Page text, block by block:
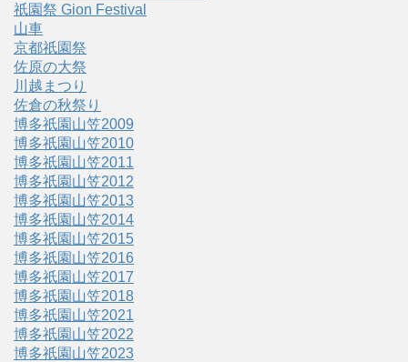
祇園祭 Gion Festival
山車
京都祇園祭
佐原の大祭
川越まつり
佐倉の秋祭り
博多祇園山笠2009
博多祇園山笠2010
博多祇園山笠2011
博多祇園山笠2012
博多祇園山笠2013
博多祇園山笠2014
博多祇園山笠2015
博多祇園山笠2016
博多祇園山笠2017
博多祇園山笠2018
博多祇園山笠2021
博多祇園山笠2022
博多祇園山笠2023